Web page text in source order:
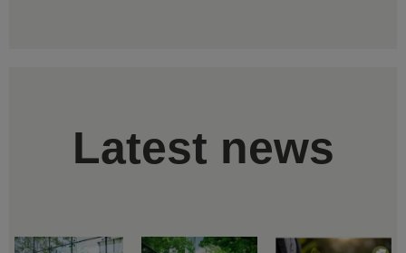
Latest news